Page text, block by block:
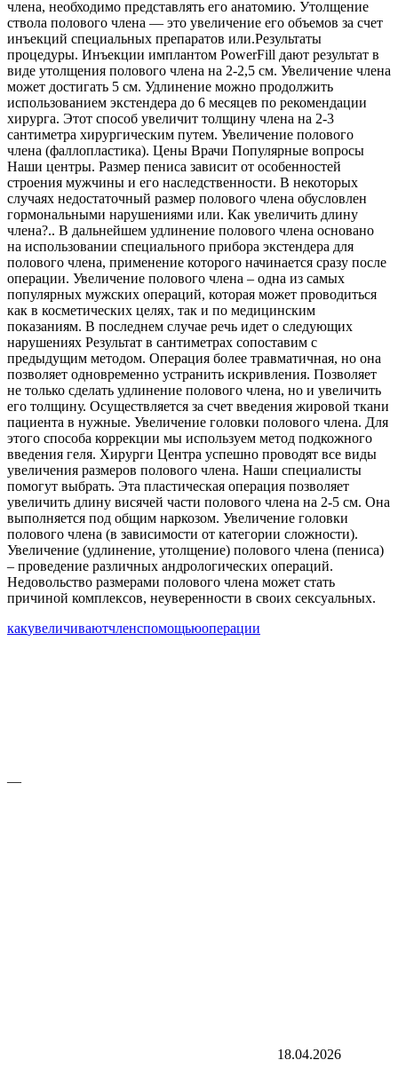
члена, необходимо представлять его анатомию. Утолщение
ствола полового члена — это увеличение его объемов за счет
инъекций специальных препаратов или.Результаты
процедуры. Инъекции имплантом PowerFill дают результат в
виде утолщения полового члена на 2-2,5 см. Увеличение члена
может достигать 5 см. Удлинение можно продолжить
использованием экстендера до 6 месяцев по рекомендации
хирурга. Этот способ увеличит толщину члена на 2-3
сантиметра хирургическим путем. Увеличение полового
члена (фаллопластика). Цены Врачи Популярные вопросы
Наши центры. Размер пениса зависит от особенностей
строения мужчины и его наследственности. В некоторых
случаях недостаточный размер полового члена обусловлен
гормональными нарушениями или. Как увеличить длину
члена?.. В дальнейшем удлинение полового члена основано
на использовании специального прибора экстендера для
полового члена, применение которого начинается сразу после
операции. Увеличение полового члена – одна из самых
популярных мужских операций, которая может проводиться
как в косметических целях, так и по медицинским
показаниям. В последнем случае речь идет о следующих
нарушениях Результат в сантиметрах сопоставим с
предыдущим методом. Операция более травматичная, но она
позволяет одновременно устранить искривления. Позволяет
не только сделать удлинение полового члена, но и увеличить
его толщину. Осуществляется за счет введения жировой ткани
пациента в нужные. Увеличение головки полового члена. Для
этого способа коррекции мы используем метод подкожного
введения геля. Хирурги Центра успешно проводят все виды
увеличения размеров полового члена. Наши специалисты
помогут выбрать. Эта пластическая операция позволяет
увеличить длину висячей части полового члена на 2-5 см. Она
выполняется под общим наркозом. Увеличение головки
полового члена (в зависимости от категории сложности).
Увеличение (удлинение, утолщение) полового члена (пениса)
– проведение различных андрологических операций.
Недовольство размерами полового члена может стать
причиной комплексов, неуверенности в своих сексуальных.
какувеличиваютчленспомощьюоперации
—
18.04.2026